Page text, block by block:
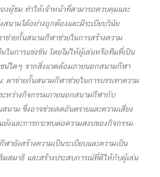
ผู้ชม ทำให้เจ้าหน้าที่สามารถควบคุมและ
สนามได้อย่างถูกต้องและมีระเบียบวินัย
ข่ายกั้นสนามกีฬาช่วยในการสร้างความ
ในการแข่งขัน โดยไม่ให้ผู้เล่นหรือทีมที่เป็น
ชน์ใดๆ จากสิ่งแวดล้อมภายนอกสนามกีฬา
: ตาข่ายกั้นสนามกีฬาช่วยในการบรรเทาความ
ะหว่างกิจกรรมภายนอกสนามกีฬากับ
นาม ซึ่งอาจช่วยลดอันตรายและความเสี่ยง
ย้งและการกระทบต่อความสงบของกิจกรรม
ยังสร้างความเป็นระเบียบและความเป็น
ริมสมาธิ และสร้างประสบการณ์ที่ดีให้กับผู้เล่น